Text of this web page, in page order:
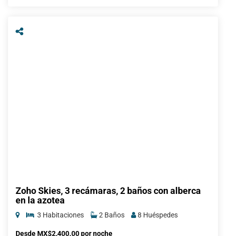
Zoho Skies, 3 recámaras, 2 baños con alberca
en la azotea
3 Habitaciones 2 Baños 8 Huéspedes
Desde MX$2,400.00 por noche